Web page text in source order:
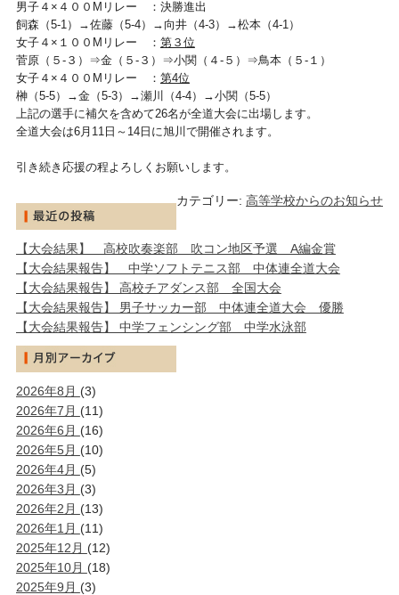
男子４×４００Mリレー ：決勝進出
飼森（5-1）→佐藤（5-4）→向井（4-3）→松本（4-1）
女子４×１００Mリレー ： 第３位
菅原（５-３）⇒金（５-３）⇒小関（４-５）⇒鳥本（５-１）
女子４×４００Mリレー ： 第4位
榊（5-5）→金（5-3）→瀬川（4-4）→小関（5-5）
上記の選手に補欠を含めて26名が全道大会に出場します。
全道大会は6月11日～14日に旭川で開催されます。
引き続き応援の程よろしくお願いします。
カテゴリー:高等学校からのお知らせ
【大会結果】 高校吹奏楽部 吹コン地区予選 A編金賞
【大会結果報告】 中学ソフトテニス部 中体連全道大会
【大会結果報告】 高校チアダンス部 全国大会
【大会結果報告】 男子サッカー部 中体連全道大会 優勝
【大会結果報告】 中学フェンシング部 中学水泳部
2026年8月 (3)
2026年7月 (11)
2026年6月 (16)
2026年5月 (10)
2026年4月 (5)
2026年3月 (3)
2026年2月 (13)
2026年1月 (11)
2025年12月 (12)
2025年10月 (18)
2025年9月 (3)